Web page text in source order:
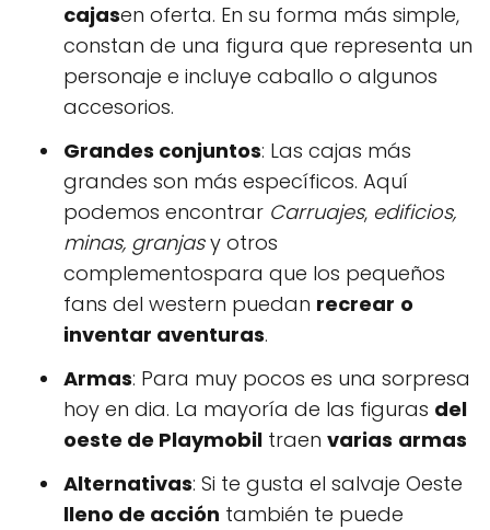
cajasen oferta. En su forma más simple,
constan de una figura que representa un
personaje e incluye caballo o algunos
accesorios.
Grandes conjuntos: Las cajas más
grandes son más específicos. Aquí
podemos encontrar Carruajes, edificios,
minas, granjasy otros
complementospara que los pequeños
fans del western puedan recrear o
inventar aventuras.
Armas: Para muy pocos es una sorpresa
hoy en dia. La mayoría de las figuras del
oeste de Playmobil traen varias armas
Alternativas: Si te gusta el salvaje Oeste
lleno de acción también te puede